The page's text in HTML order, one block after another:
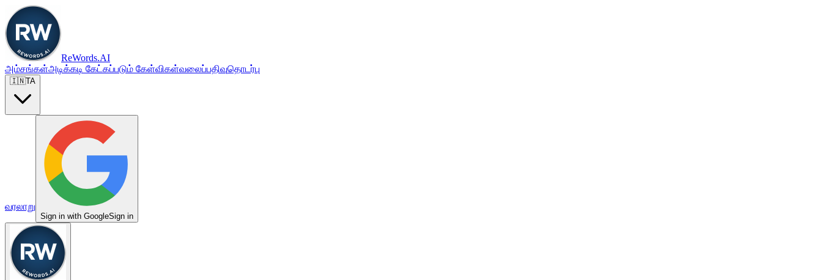
ReWords.AI
அம்சங்கள்அடிக்கடி கேட்கப்படும் கேள்விகள்வலைப்பதிவுதொடர்பு
🇮🇳TA
வரலாறு
Sign in with GoogleSign in